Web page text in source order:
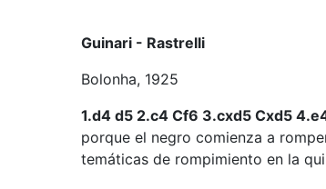
Guinari - Rastrelli
Bolonha, 1925
1.d4 d5 2.c4 Cf6 3.cxd5 Cxd5
porque el negro comienza a
temáticas de rompimiento en la